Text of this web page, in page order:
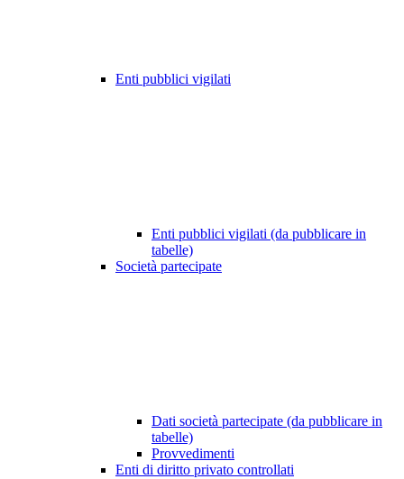
Enti pubblici vigilati
Enti pubblici vigilati (da pubblicare in
tabelle)
Società partecipate
Dati società partecipate (da pubblicare in
tabelle)
Provvedimenti
Enti di diritto privato controllati